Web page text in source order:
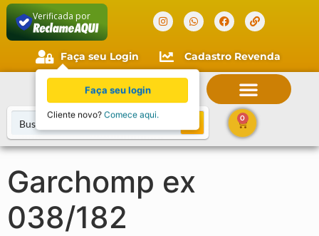
Verificada por
Faça seu Login Cadastro Revenda
0
Garchomp ex
038/182
Faça seu login
Cliente novo? Comece aqui.